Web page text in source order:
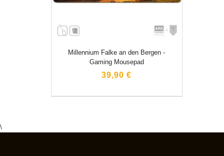
Millennium Falke an den Bergen -
Gaming Mousepad
39,90 €
\